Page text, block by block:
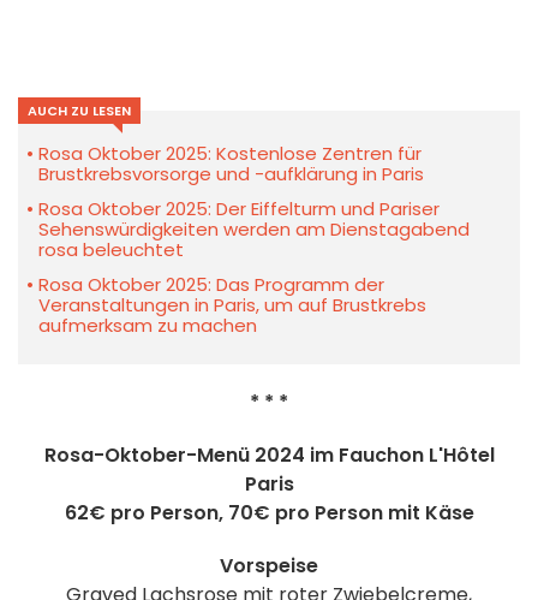
AUCH ZU LESEN
Rosa Oktober 2025: Kostenlose Zentren für
Brustkrebsvorsorge und -aufklärung in Paris
Rosa Oktober 2025: Der Eiffelturm und Pariser
Sehenswürdigkeiten werden am Dienstagabend
rosa beleuchtet
Rosa Oktober 2025: Das Programm der
Veranstaltungen in Paris, um auf Brustkrebs
aufmerksam zu machen
* * *
Rosa-Oktober-Menü 2024 im Fauchon L'Hôtel
Paris
62€ pro Person, 70€ pro Person mit Käse
Vorspeise